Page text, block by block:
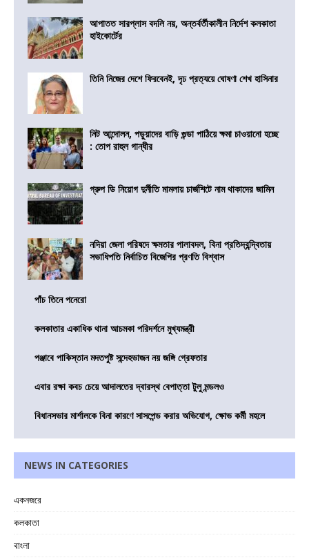
আপাতত সারপ্লাস বদলি নয়, অন্তর্বর্তীকালীন নির্দেশ কলকাতা
হাইকোর্টের
তিনি নিজের দেশে ফিরবেনই, দৃঢ প্রত্যয়ে ঘোষণা শেখ হাসিনার
নিট আন্দোলন, পড়ুয়াদের বাড়ি গুন্ডা পাঠিয়ে ক্ষমা চাওয়ানো হচ্ছে
: তোপ রাহুল গান্ধীর
গ্রুপ ডি নিয়োগ দুর্নীতি মামলায় চার্জশিটে নাম থাকাদের জামিন
নদিয়া জেলা পরিষদে ক্ষমতার পালাবদল, বিনা প্রতিদ্বন্দ্বিতায়
সভাধিপতি নির্বাচিত বিজেপির প্রণতি বিশ্বাস
পাঁচ তিনে পনেরো
কলকাতার একাধিক থানা আচমকা পরিদর্শনে মুখ্যমন্ত্রী
পঞ্জাবে পাকিস্তান মদতপুষ্ট সন্দেহভাজন নয় জঙ্গি গ্রেফতার
এবার রক্ষা কবচ চেয়ে আদালতের দ্বারস্থ বেপাত্তা টুলু মন্ডলও
বিধানসভার মার্শালকে বিনা কারণে সাসপেন্ড করার অভিযোগ, ক্ষোভ কর্মী মহলে
NEWS IN CATEGORIES
একনজরে
কলকাতা
বাংলা